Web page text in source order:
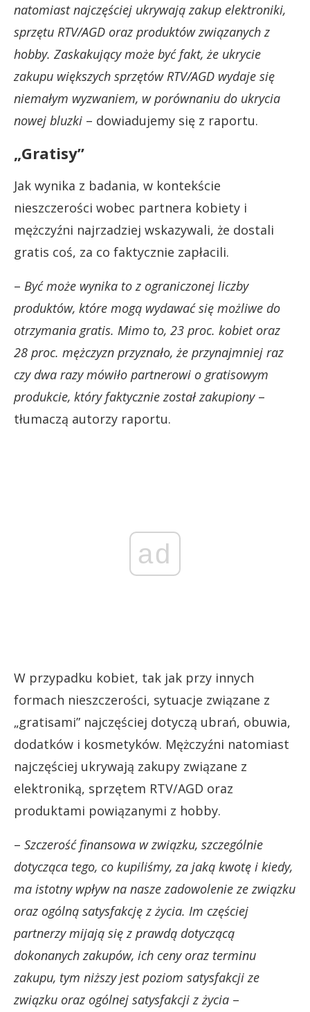
natomiast najczęściej ukrywają zakup elektroniki,
sprzętu RTV/AGD oraz produktów związanych z
hobby. Zaskakujący może być fakt, że ukrycie
zakupu większych sprzętów RTV/AGD wydaje się
niemałym wyzwaniem, w porównaniu do ukrycia
nowej bluzki – dowiadujemy się z raportu.
„Gratisy”
Jak wynika z badania, w kontekście
nieszczerości wobec partnera kobiety i
mężczyźni najrzadziej wskazywali, że dostali
gratis coś, za co faktycznie zapłacili.
– Być może wynika to z ograniczonej liczby
produktów, które mogą wydawać się możliwe do
otrzymania gratis. Mimo to, 23 proc. kobiet oraz
28 proc. mężczyzn przyznało, że przynajmniej raz
czy dwa razy mówiło partnerowi o gratisowym
produkcie, który faktycznie został zakupiony–
tłumaczą autorzy raportu.
ad
W przypadku kobiet, tak jak przy innych
formach nieszczerości, sytuacje związane z
„gratisami” najczęściej dotyczą ubrań, obuwia,
dodatków i kosmetyków. Mężczyźni natomiast
najczęściej ukrywają zakupy związane z
elektroniką, sprzętem RTV/AGD oraz
produktami powiązanymi z hobby.
– Szczerość finansowa w związku, szczególnie
dotycząca tego, co kupiliśmy, za jaką kwotę i kiedy,
ma istotny wpływ na nasze zadowolenie ze związku
oraz ogólną satysfakcję z życia. Im częściej
partnerzy mijają się z prawdą dotyczącą
dokonanych zakupów, ich ceny oraz terminu
zakupu, tym niższy jest poziom satysfakcji ze
związku oraz ogólnej satysfakcji z życia –